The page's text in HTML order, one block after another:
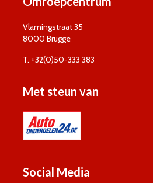
Vlamingstraat 35
8000 Brugge
T. +32(0)50-333 383
Met steun van
Social Media